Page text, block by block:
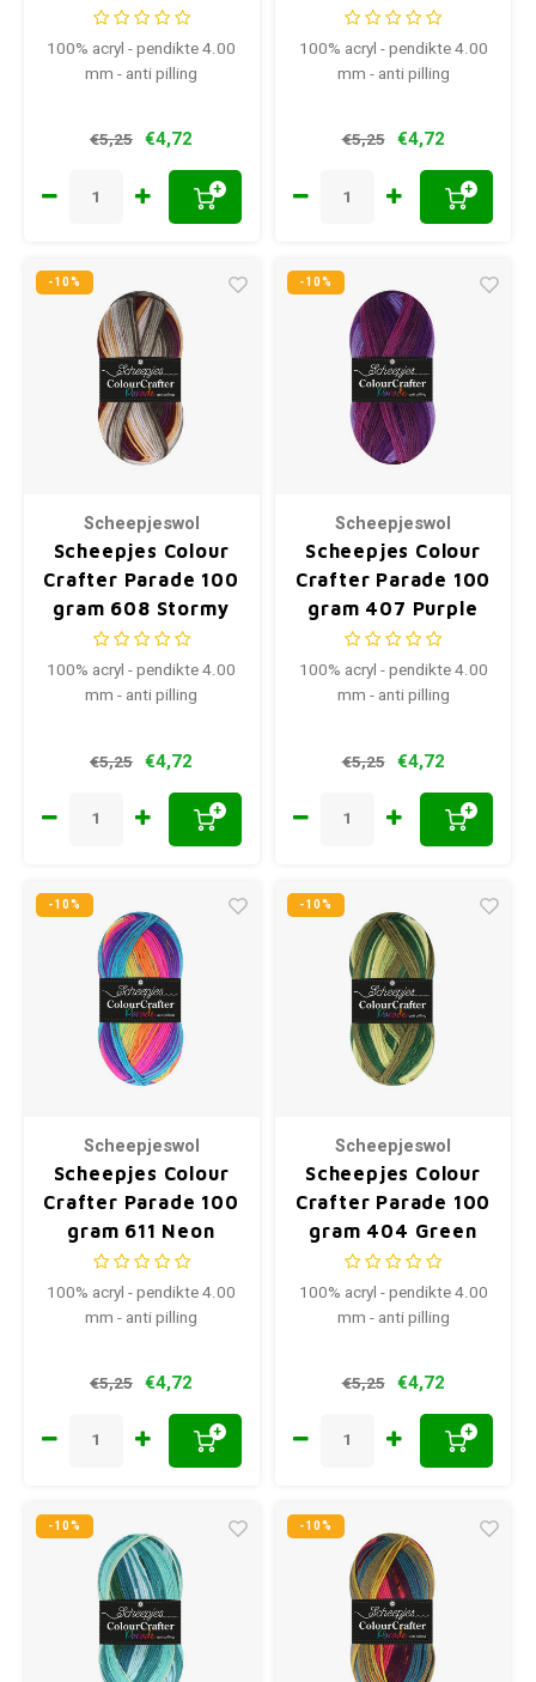
Rainbow
100% acryl - pendikte 4.00
mm - anti pilling
€5,25 €4,72
+
Fun
100% acryl - pendikte 4.00
mm - anti pilling
€5,25 €4,72
+
-10%
Scheepjeswol
Scheepjes Colour
Crafter Parade 100
gram 608 Stormy
Fall
100% acryl - pendikte 4.00
mm - anti pilling
€5,25 €4,72
+
-10%
Scheepjeswol
Scheepjes Colour
Crafter Parade 100
gram 407 Purple
Blend
100% acryl - pendikte 4.00
mm - anti pilling
€5,25 €4,72
+
-10%
Scheepjeswol
Scheepjes Colour
Crafter Parade 100
gram 611 Neon
Dream
100% acryl - pendikte 4.00
mm - anti pilling
€5,25 €4,72
+
-10%
Scheepjeswol
Scheepjes Colour
Crafter Parade 100
gram 404 Green
Blend
100% acryl - pendikte 4.00
mm - anti pilling
€5,25 €4,72
+
-10% -10%